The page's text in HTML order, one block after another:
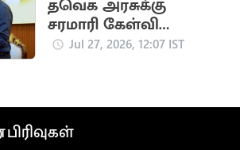
தவெக அரசுக்கு
சரமாரி கேள்வி
எழுப்பிய நீதிமன்றம்..
Jul 27, 2026, 12:07 IST